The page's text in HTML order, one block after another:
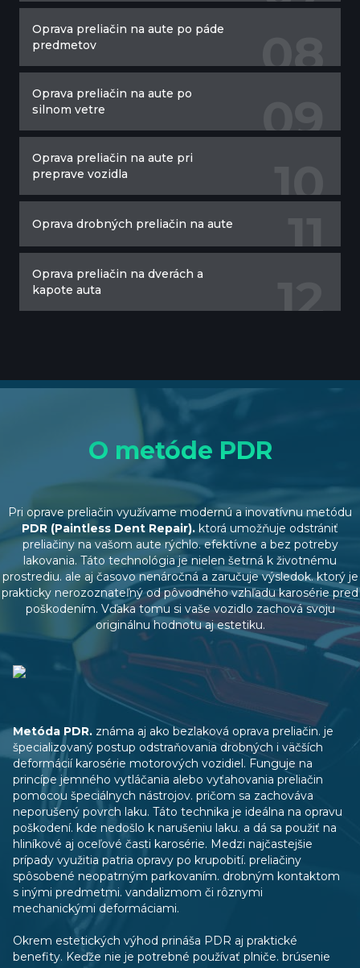
Oprava preliačin na aute po páde
predmetov
08
Oprava preliačin na aute po
silnom vetre
09
Oprava preliačin na aute pri
preprave vozidla
10
Oprava drobných preliačin na aute 11
Oprava preliačin na dverách a
kapote auta
12
O metóde PDR
Pri oprave preliačin využívame modernú a inovatívnu metódu
PDR (Paintless Dent Repair). ktorá umožňuje odstrániť
preliačiny na vašom aute rýchlo. efektívne a bez potreby
lakovania. Táto technológia je nielen šetrná k životnému
prostrediu. ale aj časovo nenáročná a zaručuje výsledok. ktorý je
prakticky nerozoznateľný od pôvodného vzhľadu karosérie pred
poškodením. Vďaka tomu si vaše vozidlo zachová svoju
originálnu hodnotu aj estetiku.
Metóda PDR. známa aj ako bezlaková oprava preliačin. je
špecializovaný postup odstraňovania drobných i väčších
deformácií karosérie motorových vozidiel. Funguje na
princípe jemného vytláčania alebo vyťahovania preliačin
pomocou špeciálnych nástrojov. pričom sa zachováva
neporušený povrch laku. Táto technika je ideálna na opravu
poškodení. kde nedošlo k narušeniu laku. a dá sa použiť na
hliníkové aj oceľové časti karosérie. Medzi najčastejšie
prípady využitia patria opravy po krupobití. preliačiny
spôsobené neopatrným parkovaním. drobným kontaktom
s inými predmetmi. vandalizmom či rôznymi
mechanickými deformáciami.
Okrem estetických výhod prináša PDR aj praktické
benefity. Keďže nie je potrebné používať plniče. brúsenie